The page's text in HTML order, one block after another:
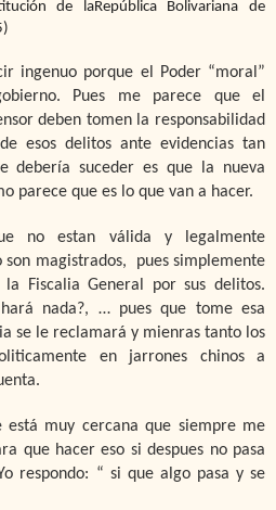
de laRepública Bolivariana de
ingenuo porque el Poder “moral”
Pues me parece que el
deben tomen la responsabilidad
esos delitos ante evidencias tan
debería suceder es que la nueva
parece que es lo que van a hacer.
no estan válida y legalmente
son magistrados, pues simplemente
Fiscalia General por sus delitos.
nada?, … pues que tome esa
se le reclamará y mienras tanto los
en jarrones chinos a
está muy cercana que siempre me
que hacer eso si despues no pasa
respondo: “ si que algo pasa y se